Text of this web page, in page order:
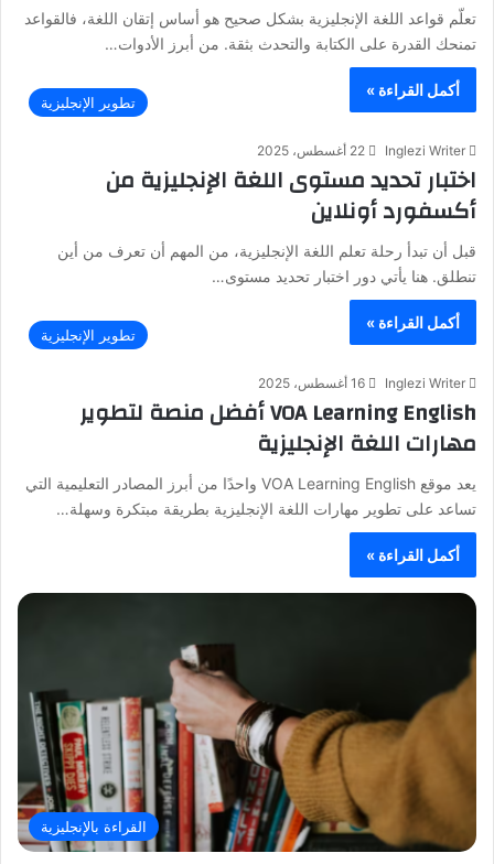
تعلّم قواعد اللغة الإنجليزية بشكل صحيح هو أساس إتقان اللغة، فالقواعد
تمنحك القدرة على الكتابة والتحدث بثقة. من أبرز الأدوات…
أكمل القراءة »
تطوير الإنجليزية
Inglezi Writer 22 أغسطس، 2025
اختبار تحديد مستوى اللغة الإنجليزية من
أكسفورد أونلاين
قبل أن تبدأ رحلة تعلم اللغة الإنجليزية، من المهم أن تعرف من أين
تنطلق. هنا يأتي دور اختبار تحديد مستوى…
أكمل القراءة »
تطوير الإنجليزية
Inglezi Writer 16 أغسطس، 2025
VOA Learning English أفضل منصة لتطوير
مهارات اللغة الإنجليزية
يعد موقع VOA Learning English واحدًا من أبرز المصادر التعليمية التي
تساعد على تطوير مهارات اللغة الإنجليزية بطريقة مبتكرة وسهلة…
أكمل القراءة »
القراءة بالإنجليزية